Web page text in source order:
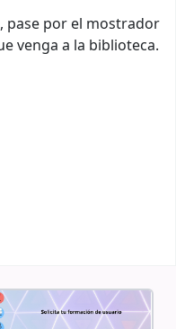
pase por el mostrador
venga a la biblioteca.